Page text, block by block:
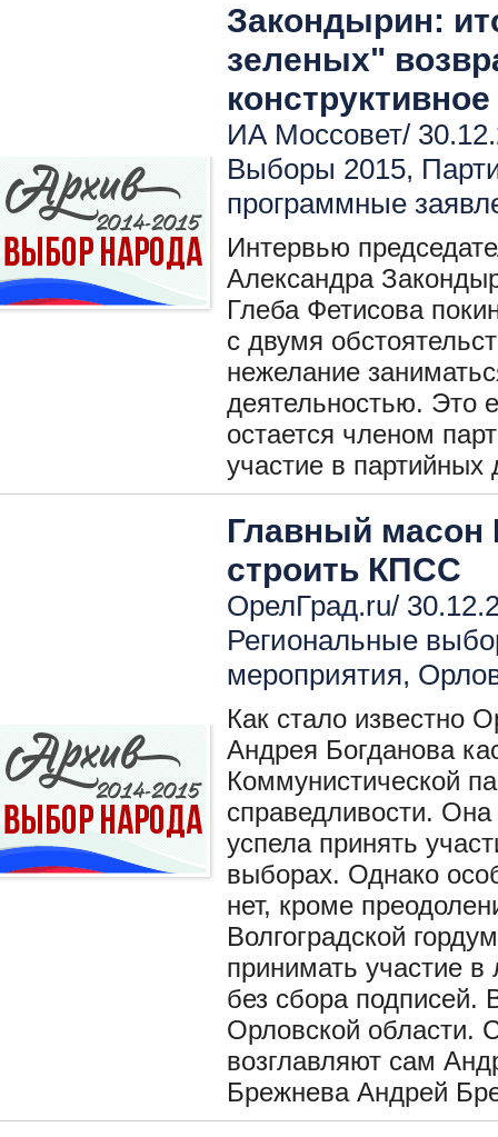
Закондырин:
зеленых"
ИА Моссовет/
Выборы 2015,
программные
Интервью
Александра
Глеба Фетисова
с двумя
нежелание
деятельностью. Это
остается членом
участие в партийных
Главный масон
строить КПСС
ОрелГрад.ru/
Региональные
мероприятия,
Как стало известно
Андрея Богданова
Коммунистической
справедливости.
успела принять
выборах. Однако
нет, кроме
Волгоградской
принимать участие
без сбора подписей.
Орловской области.
возглавляют сам
Брежнева Андрей